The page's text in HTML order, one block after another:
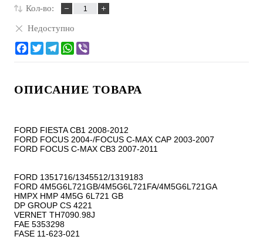
Кол-во:
Недоступно
ОПИСАНИЕ ТОВАРА
FORD FIESTA CB1 2008-2012
FORD FOCUS 2004-/FOCUS C-MAX CAP 2003-2007
FORD FOCUS C-MAX CB3 2007-2011
FORD 1351716/1345512/1319183
FORD 4M5G6L721GB/4M5G6L721FA/4M5G6L721GA
HMPX HMP 4M5G 6L721 GB
DP GROUP CS 4221
VERNET TH7090.98J
FAE 5353298
FASE 11-623-021